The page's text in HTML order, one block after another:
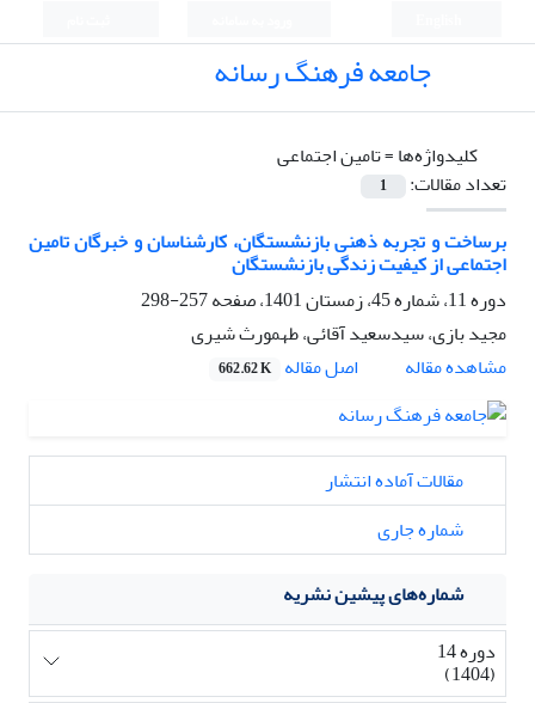
جامعه فرهنگ رسانه
کلیدواژه‌ها =تامین اجتماعی
تعداد مقالات:
1
برساخت و تجربه ذهنی بازنشستگان، کارشناسان و خبرگان تامین
اجتماعی از کیفیت زندگی بازنشستگان
دوره 11، شماره 45، زمستان 1401، صفحه
257-298
مجید بازی، سیدسعید آقائی، طهمورث شیری
مشاهده مقاله
اصل مقاله 662.62 K
مقالات آماده انتشار
شماره جاری
شماره‌های پیشین نشریه
دوره 14
(1404)